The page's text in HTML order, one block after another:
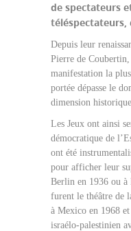
de spectateurs
téléspectateurs,
Depuis leur
Pierre de
manifestation la
portée dépasse le
dimension
Les Jeux ont ainsi
démocratique de
ont été
pour afficher leur
Berlin en 1936 ou à
furent le théâtre de
à Mexico en 1968
israélo-palestinien